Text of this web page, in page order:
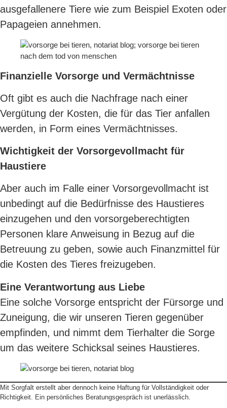
ausgefallenere Tiere wie zum Beispiel Exoten oder
Papageien annehmen.
Finanzielle Vorsorge und Vermächtnisse
Oft gibt es auch die Nachfrage nach einer
Vergütung der Kosten, die für das Tier anfallen
werden, in Form eines Vermächtnisses.
Wichtigkeit der Vorsorgevollmacht für
Haustiere
Aber auch im Falle einer Vorsorgevollmacht ist
unbedingt auf die Bedürfnisse des Haustieres
einzugehen und den vorsorgeberechtigten
Personen klare Anweisung in Bezug auf die
Betreuung zu geben, sowie auch Finanzmittel für
die Kosten des Tieres freizugeben.
Eine Verantwortung aus Liebe
Eine solche Vorsorge entspricht der Fürsorge und
Zuneigung, die wir unseren Tieren gegenüber
empfinden, und nimmt dem Tierhalter die Sorge
um das weitere Schicksal seines Haustieres.
Mit Sorgfalt erstellt aber dennoch keine Haftung für Vollständigkeit oder
Richtigkeit. Ein persönliches Beratungsgespräch ist unerlässlich.